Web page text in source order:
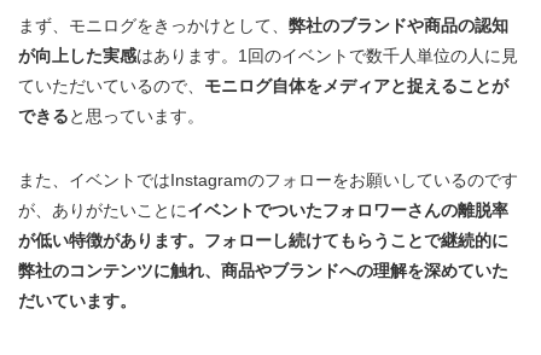
まず、モニログをきっかけとして、 弊社のブランドや商品の認知
が向上した実感はあります。1回のイベントで数千人単位の人に見
ていただいているので、 モニログ自体をメディアと捉えることが
できると思っています。
また、イベントではInstagramのフォローをお願いしているのです
が、ありがたいことにイベントでついたフォロワーさんの離脱率
が低い特徴があります。フォローし続けてもらうことで継続的に
弊社のコンテンツに触れ、商品やブランドへの理解を深めていた
だいています。